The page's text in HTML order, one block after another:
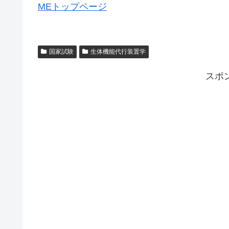
MEトップページ
国家試験 生体機能代行装置学
スポ